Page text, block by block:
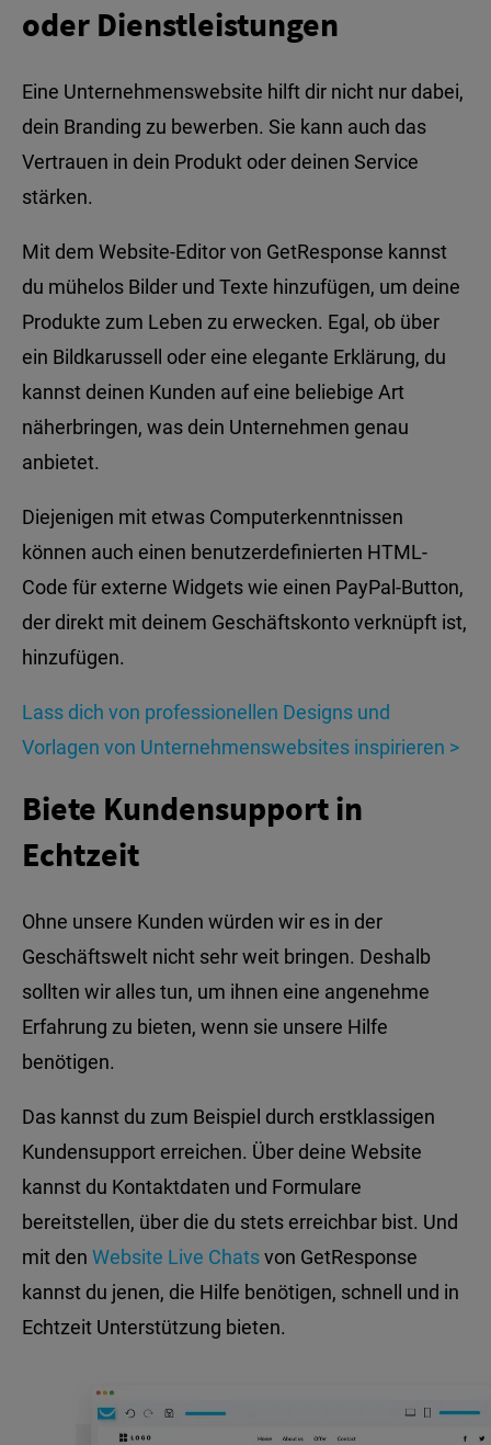
oder Dienstleistungen
Eine Unternehmenswebsite hilft dir nicht nur dabei,
dein Branding zu bewerben. Sie kann auch das
Vertrauen in dein Produkt oder deinen Service
stärken.
Mit dem Website-Editor von GetResponse kannst
du mühelos Bilder und Texte hinzufügen, um deine
Produkte zum Leben zu erwecken. Egal, ob über
ein Bildkarussell oder eine elegante Erklärung, du
kannst deinen Kunden auf eine beliebige Art
näherbringen, was dein Unternehmen genau
anbietet.
Diejenigen mit etwas Computerkenntnissen
können auch einen benutzerdefinierten HTML-
Code für externe Widgets wie einen PayPal-Button,
der direkt mit deinem Geschäftskonto verknüpft ist,
hinzufügen.
Lass dich von professionellen Designs und
Vorlagen von Unternehmenswebsites inspirieren >
Biete Kundensupport in
Echtzeit
Ohne unsere Kunden würden wir es in der
Geschäftswelt nicht sehr weit bringen. Deshalb
sollten wir alles tun, um ihnen eine angenehme
Erfahrung zu bieten, wenn sie unsere Hilfe
benötigen.
Das kannst du zum Beispiel durch erstklassigen
Kundensupport erreichen. Über deine Website
kannst du Kontaktdaten und Formulare
bereitstellen, über die du stets erreichbar bist. Und
mit den Website Live Chatsvon GetResponse
kannst du jenen, die Hilfe benötigen, schnell und in
Echtzeit Unterstützung bieten.